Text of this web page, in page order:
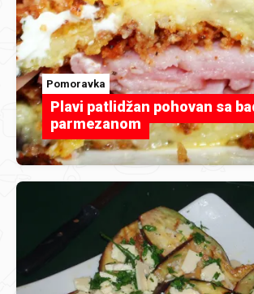
Pomoravka
Plavi patlidžan pohovan sa
parmezanom